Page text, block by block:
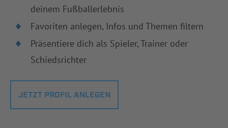
deinem Fußballerlebnis
Favoriten anlegen, Infos und Themen filtern
Präsentiere dich als Spieler, Trainer oder
Schiedsrichter
JETZT PROFIL ANLEGEN